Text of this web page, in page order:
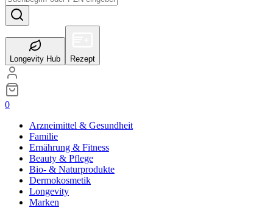
Longevity Hub Rezept
0
Arzneimittel & Gesundheit
Familie
Ernährung & Fitness
Beauty & Pflege
Bio- & Naturprodukte
Dermokosmetik
Longevity
Marken